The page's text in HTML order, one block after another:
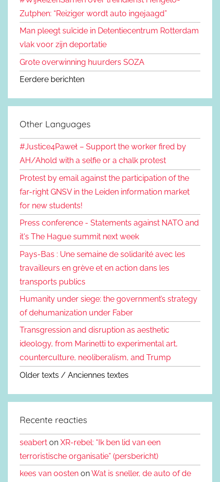
Zutphen: “Reiziger wordt auto ingejaagd”
Man pleegt suïcide in Detentiecentrum Rotterdam
vlak voor zijn deportatie
Grote overwinning huurders SOZA
Eerdere berichten
Other Languages
#Justice4Paweł – Support the worker fired by
AH/Ahold with a selfie or a chalk protest
Protest by email against the participation of the
far-right GNSV in the Leiden information market
for new students!
Press conference - Statements against NATO and
it's The Hague summit next week
Pays-Bas : Une semaine de solidarité avec les
travailleurs en grève et en action dans les
transports publics
Humanity under siege: the government’s strategy
of dehumanization under Faber
Transgression and disruption as aesthetic
ideology, from Marinetti to experimental art,
counterculture, neoliberalism, and Trump
Older texts / Anciennes textes
Recente reacties
seabert on XR-rebel: “Ik ben lid van een
terroristische organisatie” (persbericht)
kees van oosten onWat is sneller, de auto of de